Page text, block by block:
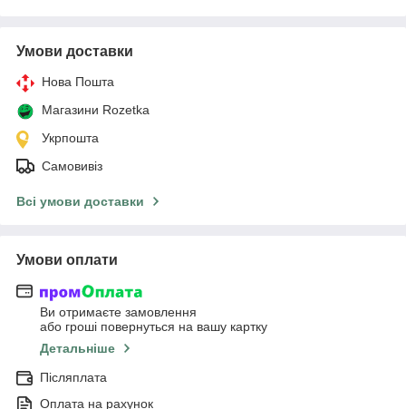
Умови доставки
Нова Пошта
Магазини Rozetka
Укрпошта
Самовивіз
Всі умови доставки
Умови оплати
Ви отримаєте замовлення
або гроші повернуться на вашу картку
Детальніше
Післяплата
Оплата на рахунок